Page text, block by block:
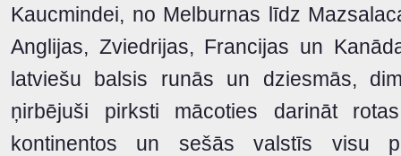
Kaucmindei, no Melburnas līdz
Anglijas, Zviedrijas, Francijas un
latviešu balsis runās un dziesmās,
ņirbējuši pirksti mācoties darināt
kontinentos un sešās valstīs visu